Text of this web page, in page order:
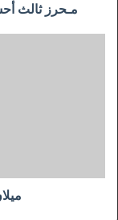
مـحرز ثالث